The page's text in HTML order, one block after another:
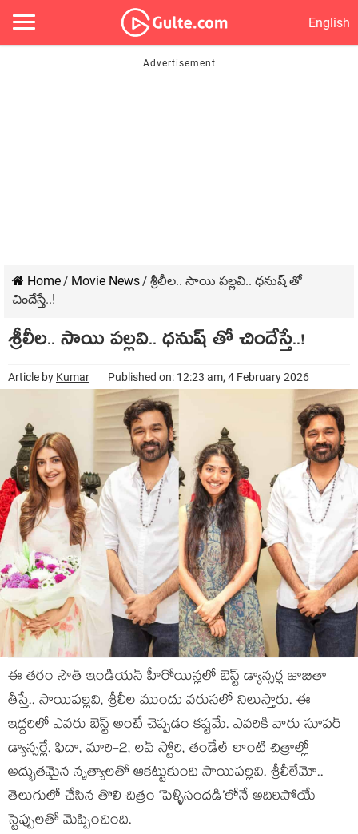
English
Home/ Movie News/ శ్రీలీల.. సాయి పల్లవి.. ధనుష్ తో
చిందేస్తే..!
శ్రీలీల.. సాయి పల్లవి.. ధనుష్ తో చిందేస్తే..!
Article by Kumar Published on: 12:23 am, 4 February 2026
ఈ తరం సౌత్ ఇండియన్ హీరోయిన్లలో బెస్ట్ డ్యాన్సర్ల జాబితా
తీస్తే.. సాయిపల్లవి, శ్రీలీల ముందు వరుసలో నిలుస్తారు. ఈ
ఇద్దరిలో ఎవరు బెస్ట్ అంటే చెప్పడం కష్టమే. ఎవరికి వారు సూపర్
డ్యాన్సర్లే. ఫిదా, మారి-2, లవ్ స్టోరి, తండేల్ లాంటి చిత్రాల్లో
అద్భుతమైన నృత్యాలతో ఆకట్టుకుంది సాయిపల్లవి. శ్రీలీలేమో..
తెలుగులో చేసిన తొలి చిత్రం ‘పెళ్ళిసందడి’లోనే అదిరిపోయే
స్టెప్పులతో మెప్పించింది.